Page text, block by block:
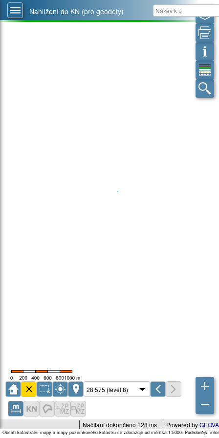
Nahlížení do KN (pro geodety)
Powered by
Načítání dokončeno 128 ms
Obsah katastrální mapy a mapy pozemkového katastru se zobrazuje od měřítka 1:5000. Podrobnější